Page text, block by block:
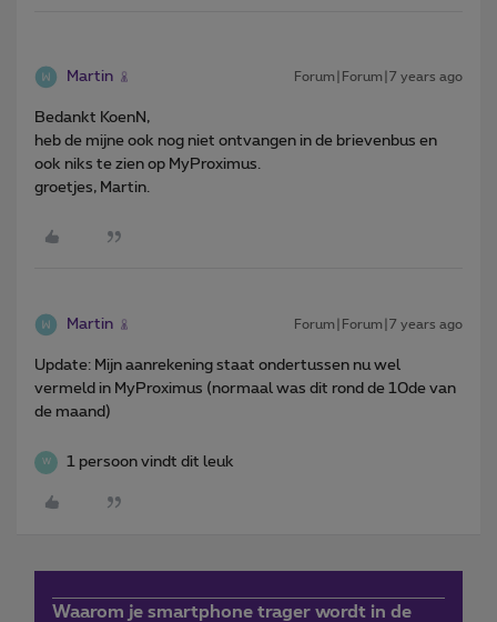
Martin Forum|Forum|7 years ago
Bedankt KoenN,
heb de mijne ook nog niet ontvangen in de brievenbus en
ook niks te zien op MyProximus.
groetjes, Martin.
Martin Forum|Forum|7 years ago
Update: Mijn aanrekening staat ondertussen nu wel
vermeld in MyProximus (normaal was dit rond de 10de van
de maand)
W 1 persoon vindt dit leuk
Waarom je smartphone trager wordt in de